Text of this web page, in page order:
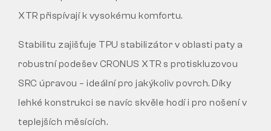
XTR přispívají k vysokému komfortu.
Stabilitu zajišťuje TPU stabilizátor v oblasti paty a
robustní podešev CRONUS XTR s protiskluzovou
SRC úpravou – ideální pro jakýkoliv povrch. Díky
lehké konstrukci se navíc skvěle hodí i pro nošení v
teplejších měsících.